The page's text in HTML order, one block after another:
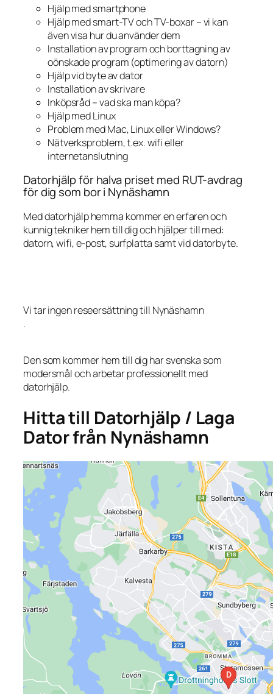
Hjälp med smartphone
Hjälp med smart-TV och TV-boxar – vi kan
även visa hur du använder dem
Installation av program och borttagning av
oönskade program (optimering av datorn)
Hjälp vid byte av dator
Installation av skrivare
Inköpsråd – vad ska man köpa?
Hjälp med Linux
Problem med Mac, Linux eller Windows?
Nätverksproblem, t.ex. wifi eller
internetanslutning
Datorhjälp för halva priset med RUT-avdrag
för dig som bor i Nynäshamn
Med datorhjälp hemma kommer en erfaren och
kunnig tekniker hem till dig och hjälper till med:
datorn, wifi, e-post, surfplatta samt vid datorbyte.
Vi tar ingen reseersättning till Nynäshamn
.
Den som kommer hem till dig har svenska som
modersmål och arbetar professionellt med
datorhjälp.
Hitta till Datorhjälp / Laga
Dator från Nynäshamn